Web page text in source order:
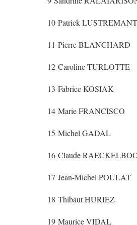
10 Patrick LUSTREMANT
11 Pierre BLANCHARD
12 Caroline TURLOTTE
13 Fabrice KOSIAK
14 Marie FRANCISCO
15 Michel GADAL
16 Claude
17 Jean-Michel POULAT
18 Thibaut HURIEZ
19 Maurice VIDAL